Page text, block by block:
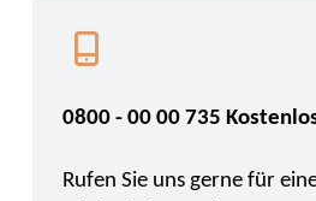
0800 - 00 00 735
Rufen Sie uns gerne für